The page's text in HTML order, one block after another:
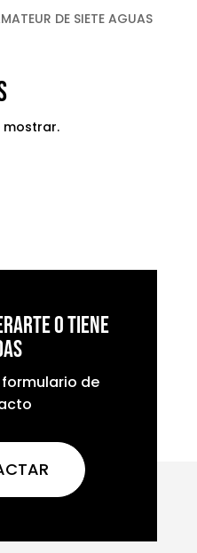
DE SIETE AGUAS
mostrar.
o tiene
de